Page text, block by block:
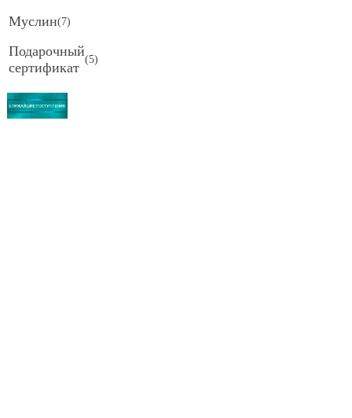
Муслин(7)
Подарочный
сертификат
(5)